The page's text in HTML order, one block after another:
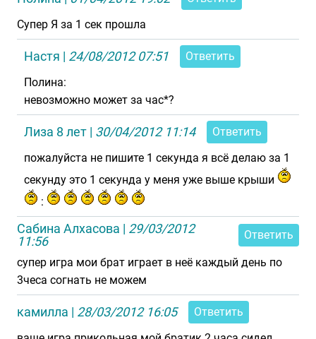
Супер Я за 1 сек прошла
Настя | 24/08/2012 07:51
Ответить
Полина:
невозможно может за час*?
Лиза 8 лет | 30/04/2012 11:14
Ответить
пожалуйста не пишите 1 секунда я всё делаю за 1
секунду это 1 секунда у меня уже выше крыши
:
Сабина Алхасова | 29/03/2012
11:56
Ответить
супер игра мои брат играет в неё каждый день по
3чеса согнать не можем
камилла | 28/03/2012 16:05
Ответить